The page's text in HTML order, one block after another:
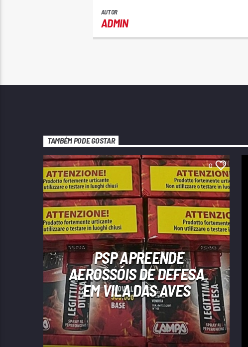
AUTOR
ADMIN
TAMBÉM PODE GOSTAR
0
PSP APREENDE
AEROSSÓIS DE DEFESA
EM VILA DAS AVES